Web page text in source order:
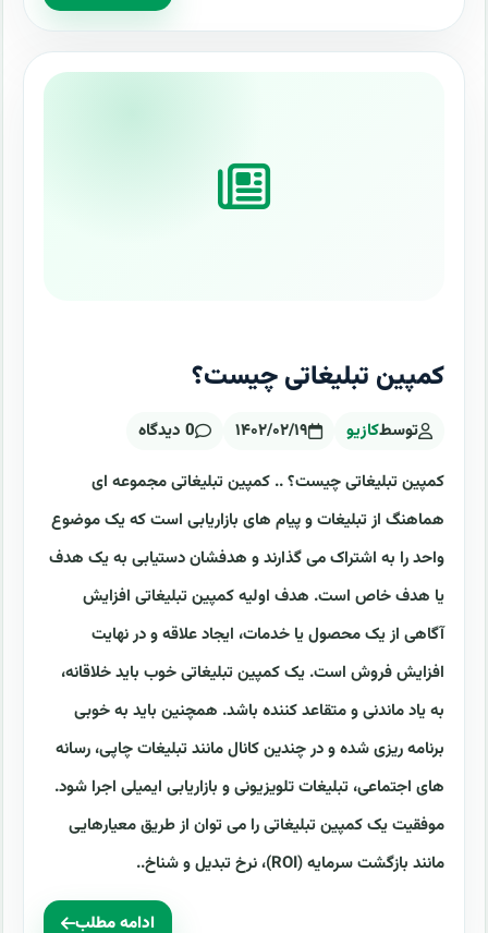
کمپین تبلیغاتی چیست؟
توسطکازیو ۱۴۰۲/۰۲/۱۹ 0 دیدگاه
کمپین تبلیغاتی چیست؟ .. کمپین تبلیغاتی مجموعه ای
هماهنگ از تبلیغات و پیام های بازاریابی است که یک موضوع
واحد را به اشتراک می گذارند و هدفشان دستیابی به یک هدف
یا هدف خاص است. هدف اولیه کمپین تبلیغاتی افزایش
آگاهی از یک محصول یا خدمات، ایجاد علاقه و در نهایت
افزایش فروش است. یک کمپین تبلیغاتی خوب باید خلاقانه،
به یاد ماندنی و متقاعد کننده باشد. همچنین باید به خوبی
برنامه ریزی شده و در چندین کانال مانند تبلیغات چاپی، رسانه
های اجتماعی، تبلیغات تلویزیونی و بازاریابی ایمیلی اجرا شود.
موفقیت یک کمپین تبلیغاتی را می توان از طریق معیارهایی
مانند بازگشت سرمایه (ROI)، نرخ تبدیل و شناخ..
ادامه مطلب